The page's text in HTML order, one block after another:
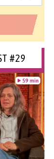
#29